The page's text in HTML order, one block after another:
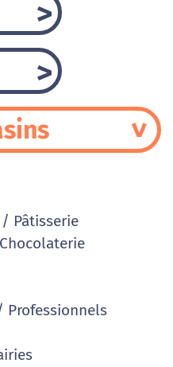
Pâtisserie
Professionnels